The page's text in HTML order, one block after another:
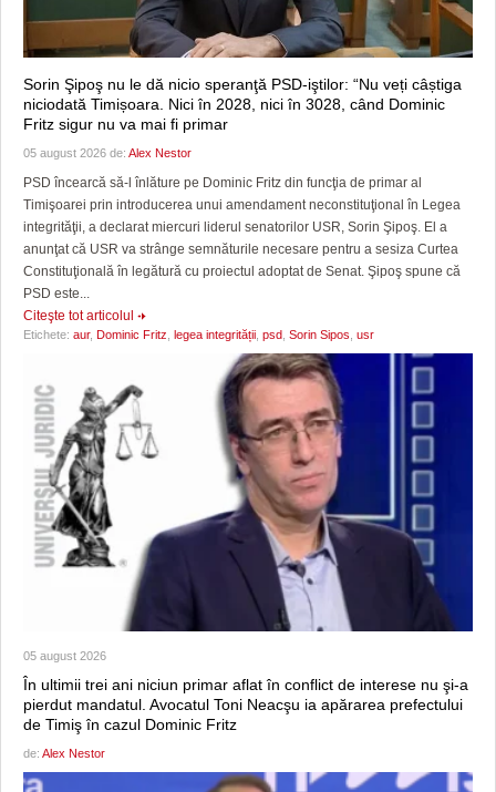
Sorin Şipoş nu le dă nicio speranţă PSD-iştilor: “Nu veți câștiga
niciodată Timișoara. Nici în 2028, nici în 3028, când Dominic
Fritz sigur nu va mai fi primar
05 august 2026 de: Alex Nestor
PSD încearcă să-l înlăture pe Dominic Fritz din funcţia de primar al
Timişoarei prin introducerea unui amendament neconstituţional în Legea
integrităţii, a declarat miercuri liderul senatorilor USR, Sorin Şipoş. El a
anunţat că USR va strânge semnăturile necesare pentru a sesiza Curtea
Constituţională în legătură cu proiectul adoptat de Senat. Şipoş spune că
PSD este...
Citeşte tot articolul
Etichete: aur, Dominic Fritz legea integrității psd Sorin Sipos usr
05 august 2026
În ultimii trei ani niciun primar aflat în conflict de interese nu şi-a
pierdut mandatul. Avocatul Toni Neacşu ia apărarea prefectului
de Timiş în cazul Dominic Fritz
de: Alex Nestor